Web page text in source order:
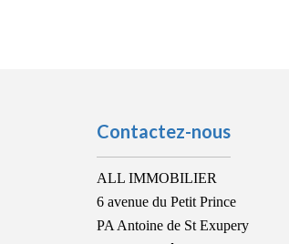
Contactez-nous
ALL IMMOBILIER
6 avenue du Petit Prince
PA Antoine de St Exupery